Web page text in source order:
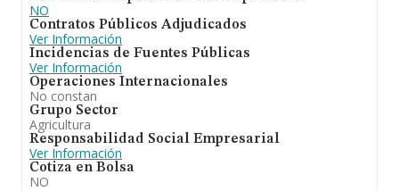
NO
Contratos Públicos Adjudicados
Ver Información
Incidencias de Fuentes Públicas
Ver Información
Operaciones Internacionales
No constan
Grupo Sector
Agricultura
Responsabilidad Social Empresarial
Ver Información
Cotiza en Bolsa
NO